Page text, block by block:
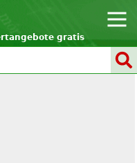
gratis